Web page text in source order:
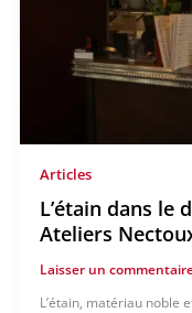
Articles
L’étain dans le
Ateliers
Laisser un
L’étain, matériau noble